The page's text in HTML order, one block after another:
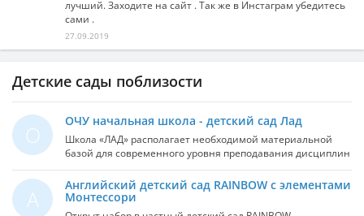
лучший. Заходите на сайт . Так же в Инстаграм убедитесь
сами .
27.09.2019
Детские сады поблизости
О
ОЧУ начальная школа - детский сад Лад
Школа «ЛАД» располагает необходимой материальной
базой для современного уровня преподавания дисциплин
базового и школьного компонента, а также организации
внеурочной работы с учащимися, полностью
обеспечивает учебный процесс учебной литературой,
необходимыми наглядными пособиями, позволяющими
А
Английский детский сад RAINBOW с элементами
Монтессори